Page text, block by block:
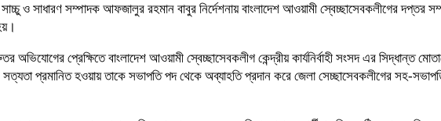
ও সাধারণ সম্পাদক আফজালুর রহমান বাবুর নির্দেশনায় বাংলাদেশ আওয়ামী স্বেচ্ছাসেবকলীগের
প্রেক্ষিতে বাংলাদেশ আওয়ামী স্বেচ্ছাসেবকলীগ কেন্দ্রীয় কার্যনির্বাহী সংসদ এর সিদ্ধান্ত
প্রমানিত হওয়ায় তাকে সভাপতি পদ থেকে অব্যাহতি প্রদান করে জেলা সেচ্ছাসেবকলীগের সহ-